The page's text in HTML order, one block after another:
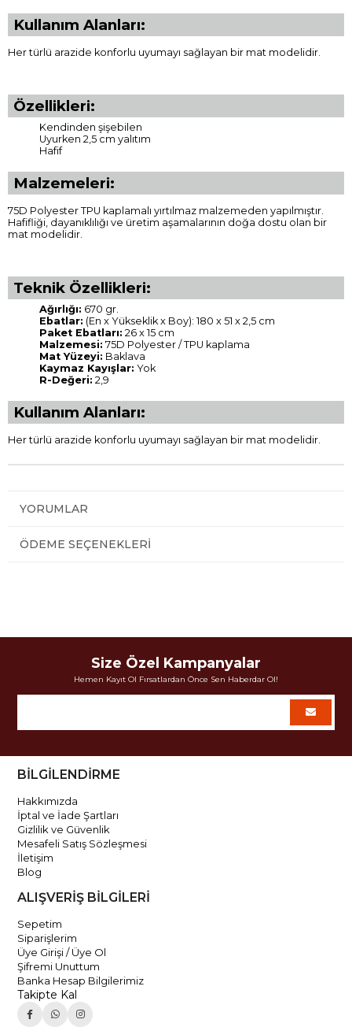
Kullanım Alanları:
Her türlü arazide konforlu uyumayı sağlayan bir mat modelidir.
Özellikleri:
Kendinden şişebilen
Uyurken 2,5 cm yalıtım
Hafif
Malzemeleri:
75D Polyester TPU kaplamalı yırtılmaz malzemeden yapılmıştır.
Hafifliği, dayanıklılığı ve üretim aşamalarının doğa dostu olan bir
mat modelidir.
Teknik Özellikleri:
Ağırlığı: 670 gr.
Ebatlar: (En x Yükseklik x Boy): 180 x 51 x 2,5 cm
Paket Ebatları: 26 x 15 cm
Malzemesi: 75D Polyester / TPU kaplama
Mat Yüzeyi: Baklava
Kaymaz Kayışlar: Yok
R-Değeri: 2,9
Kullanım Alanları:
Her türlü arazide konforlu uyumayı sağlayan bir mat modelidir.
YORUMLAR
ÖDEME SEÇENEKLERI
Size Özel Kampanyalar
Hemen Kayıt Ol Fırsatlardan Önce Sen Haberdar Ol!
BİLGİLENDİRME
Hakkımızda
İptal ve İade Şartları
Gizlilik ve Güvenlik
Mesafeli Satış Sözleşmesi
İletişim
Blog
ALIŞVERİŞ BİLGİLERİ
Sepetim
Siparişlerim
Üye Girişi / Üye Ol
Şifremi Unuttum
Banka Hesap Bilgilerimiz
Takipte Kal